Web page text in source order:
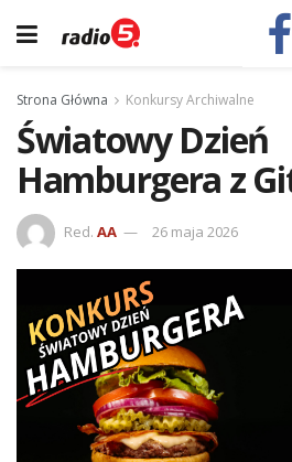
Strona Główna Konkursy Archiwalne
Światowy Dzień
Hamburgera z
Red. AA 26 maja 2026